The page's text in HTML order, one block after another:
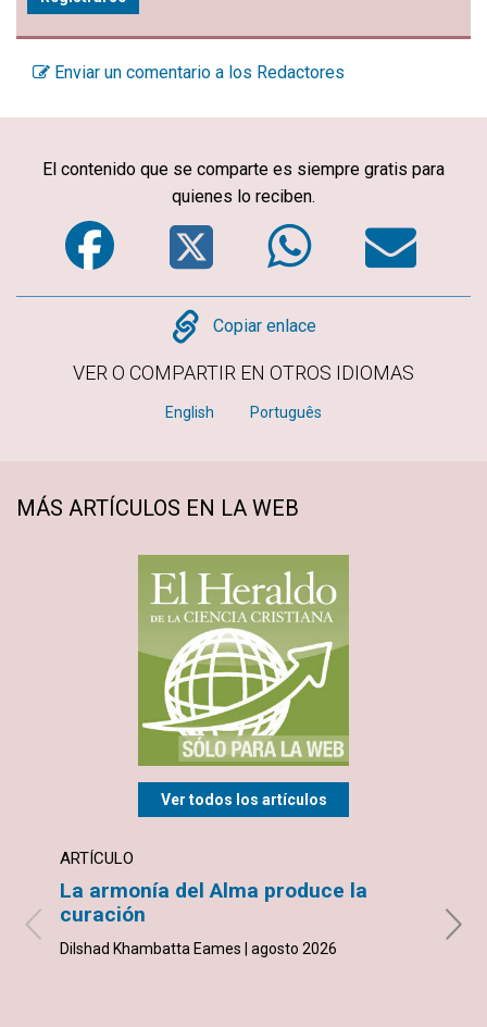
Enviar un comentario a los Redactores
El contenido que se comparte es siempre gratis para
quienes lo reciben.
Facebook
Twitter
Copy
Copiar enlace
VER O COMPARTIR EN OTROS IDIOMAS
English Português
MÁS ARTÍCULOS EN LA WEB
Ver todos los artículos
ARTÍCULO
La armonía del Alma produce la
curación
Dilshad Khambatta Eames | agosto 2026